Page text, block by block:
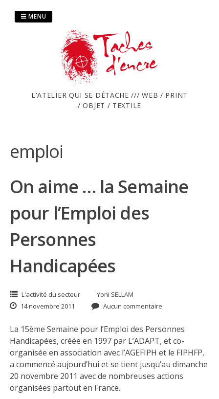
L'ATELIER QUI SE DÉTACHE /// WEB / PRINT
/ OBJET / TEXTILE
MENU
emploi
On aime … la Semaine
pour l’Emploi des
Personnes
Handicapées
L'activité du secteur
Yoni SELLAM
14 novembre 2011
Aucun commentaire
La 15ème Semaine pour l’Emploi des Personnes
Handicapées, créée en 1997 par L’ADAPT, et co-
organisée en association avec l’AGEFIPH et le FIPHFP,
a commencé aujourd’hui et se tient jusqu’au dimanche
20 novembre 2011 avec de nombreuses actions
organisées partout en France.